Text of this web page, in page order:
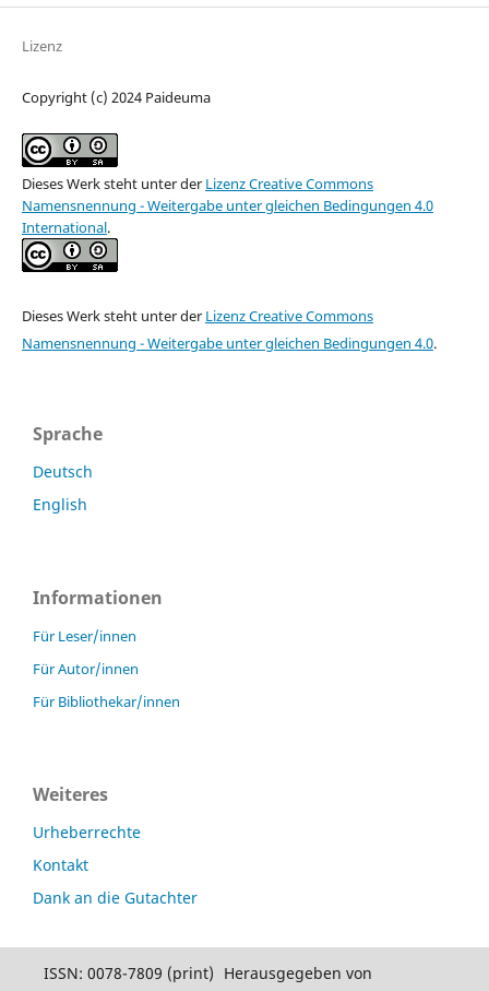
Lizenz
Copyright (c) 2024 Paideuma
Dieses Werk steht unter der Lizenz Creative Commons
Namensnennung - Weitergabe unter gleichen Bedingungen 4.0
International.
Dieses Werk steht unter der Lizenz Creative Commons
Namensnennung - Weitergabe unter gleichen Bedingungen 4.0.
Sprache
Deutsch
English
Informationen
Für Leser/innen
Für Autor/innen
Für Bibliothekar/innen
Weiteres
Urheberrechte
Kontakt
Dank an die Gutachter
ISSN: 0078-7809 (print) Herausgegeben von